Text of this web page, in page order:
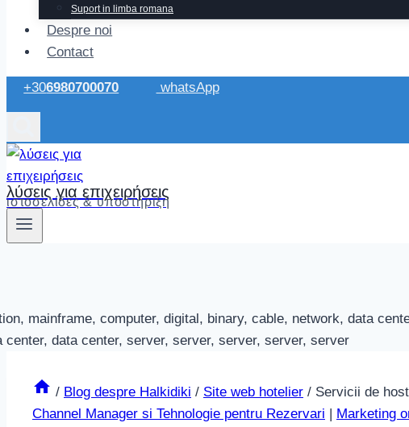
Suport in limba romana
Despre noi
Contact
+306980700070 whatsApp
λύσεις για επιχειρήσεις
ιστοσελίδες & υποστήριξη
/ Blog despre Halkidiki / Site web hotelier / Servicii de
Channel Manager si Tehnologie pentru Rezervari
Marketing